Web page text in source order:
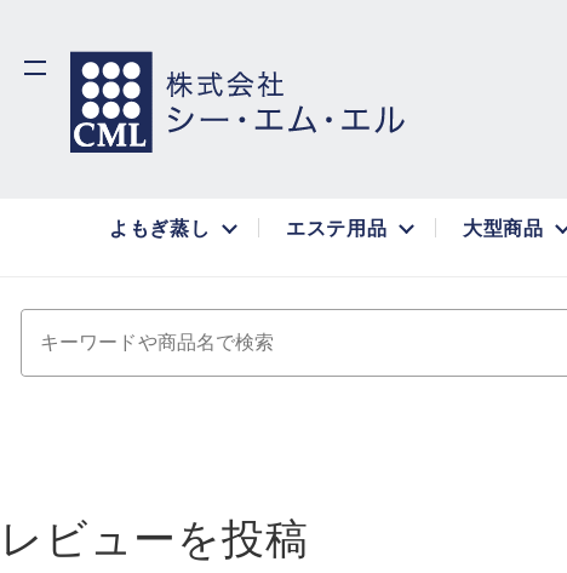
よもぎ蒸し エステ用品 大型商品
レビューを投稿